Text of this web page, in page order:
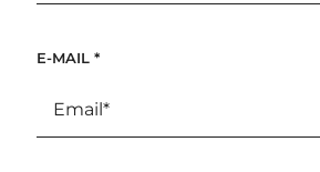
E-MAIL *